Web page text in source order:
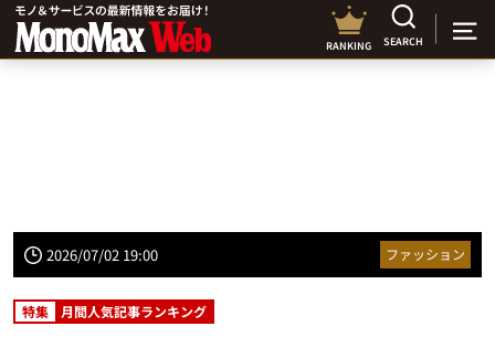
RANKING SEARCH
2026/07/02 19:00 ファッション
特集 月間人気記事ランキング